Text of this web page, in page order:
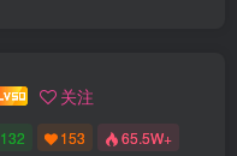
关注
132 153 65.5W+